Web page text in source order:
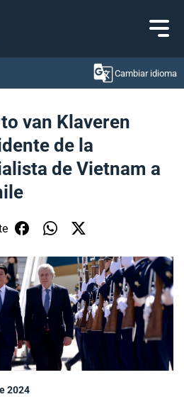
al contenido
Cambiar idioma
Económicas
van Klaveren
de la
de Vietnam a
2024